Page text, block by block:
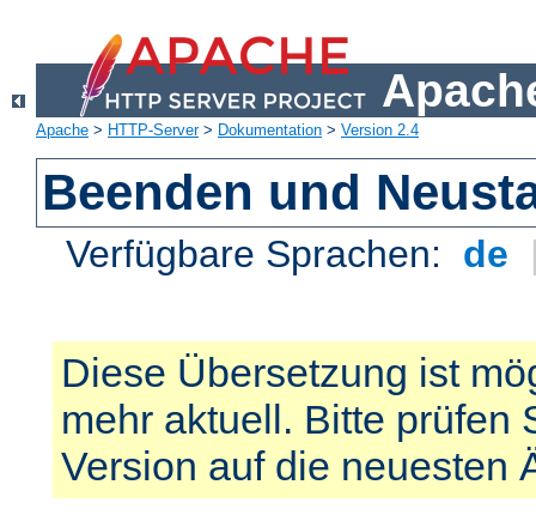
Apache > HTTP-Server> Dokumentation > Version 2.4
Beenden und
Verfügbare Sprachen: de
Diese Übersetzung ist
mehr aktuell. Bitte prüfen
Version auf die neuesten